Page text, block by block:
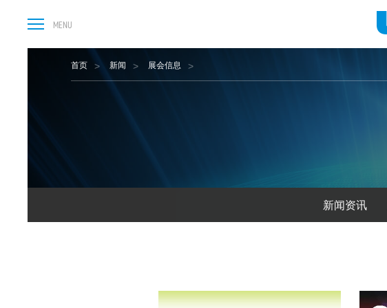
首页 新闻 展会信息
新闻资讯